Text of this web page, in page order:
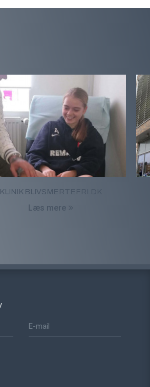
KLINIK BLIVSMERTEFRI.DK
Læs mere